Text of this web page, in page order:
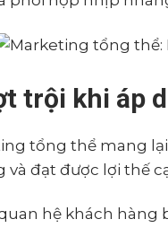
trội khi áp
tổng thể mang
và đạt được lợi thế
hệ khách